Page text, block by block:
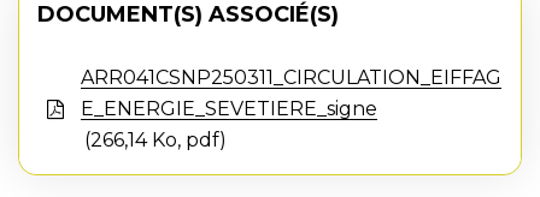
DOCUMENT(S) ASSOCIÉ(S)
ARR041CSNP250311_CIRCULATION_EIFFAG
E_ENERGIE_SEVETIERE_signe
266,14 Ko, pdf